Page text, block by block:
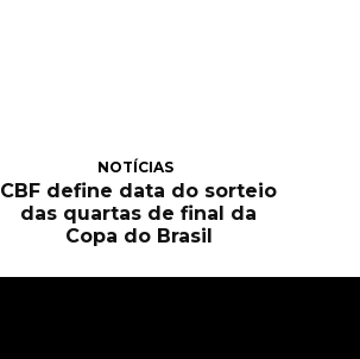
NOTÍCIAS
CBF define data do sorteio
das quartas de final da
Copa do Brasil